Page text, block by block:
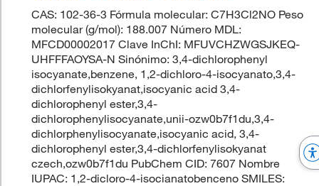
CAS: 102-36-3 Fórmula molecular: C7H3Cl2NO Peso
molecular (g/mol): 188.007 Número MDL:
MFCD00002017 Clave InChI: MFUVCHZWGSJKEQ-
UHFFFAOYSA-N Sinónimo: 3,4-dichlorophenyl
isocyanate,benzene, 1,2-dichloro-4-isocyanato,3,4-
dichlorfenylisokyanat,isocyanic acid 3,4-
dichlorophenyl ester,3,4-
dichlorophenylisocyanate,unii-ozw0b7f1du,3,4-
dichlorphenylisocyanate,isocyanic acid, 3,4-
dichlorophenyl ester,3,4-dichlorfenylisokyanat
czech,ozw0b7f1du PubChem CID: 7607 Nombre
IUPAC: 1,2-dicloro-4-isocianatobenceno SMILES: